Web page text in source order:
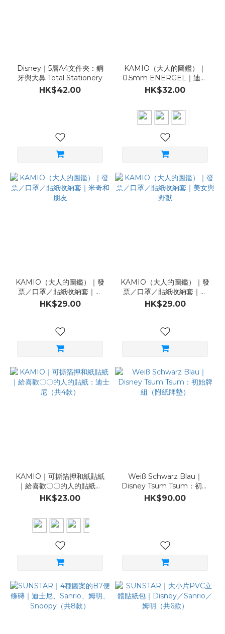
Disney｜5層A4文件夾：鋼
牙與大鼻 Total Stationery
HK$42.00
KAMIO（大人的圖鑑）｜
0.5mm ENERGEL｜迪士
尼故事（共7款）
HK$32.00
KAMIO（大人的圖鑑）｜發
票／口罩／貼紙收納套｜米
奇和朋友
HK$29.00
KAMIO（大人的圖鑑）｜發
票／口罩／貼紙收納套｜美
女與野獸
HK$29.00
KAMIO｜可撕箔押和紙貼紙
｜給喜歡〇〇的人的貼紙：
迪士尼（共4款）
HK$23.00
Weiß Schwarz Blau｜
Disney Tsum Tsum：初始
牌組（附紙牌墊）
HK$90.00